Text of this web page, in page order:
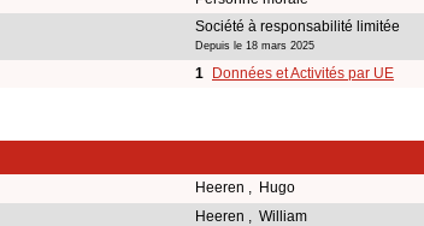
Société à responsabilité limitée
Depuis le 18 mars 2025
1 Données et Activités par UE
Heeren , Hugo
Heeren , William